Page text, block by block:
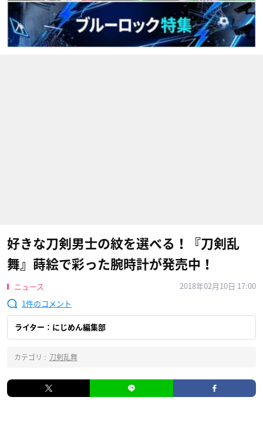
好きな刀剣男士の紋を選べる！『刀剣乱
舞』蒔絵で彩った腕時計が発売中！
ニュース
2018年02月10日 17:00
1
ライター：にじめん編集部
カテゴリ : 刀剣乱舞